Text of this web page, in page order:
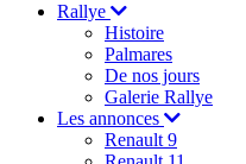
Rallye
Histoire
Palmares
De nos jours
Galerie Rallye
Les annonces
Renault 9